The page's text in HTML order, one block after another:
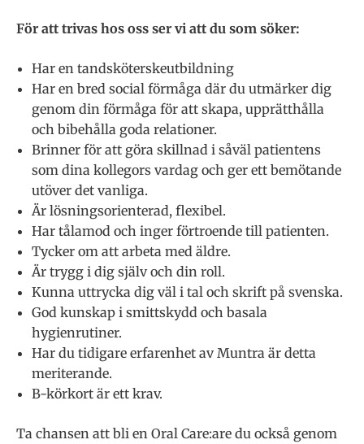
För att trivas hos oss ser vi att du som söker:
Har en tandsköterskeutbildning
Har en bred social förmåga där du utmärker dig
genom din förmåga för att skapa, upprätthålla
och bibehålla goda relationer.
Brinner för att göra skillnad i såväl patientens
som dina kollegors vardag och ger ett bemötande
utöver det vanliga.
Är lösningsorienterad, flexibel.
Har tålamod och inger förtroende till patienten.
Tycker om att arbeta med äldre.
Är trygg i dig själv och din roll.
Kunna uttrycka dig väl i tal och skrift på svenska.
God kunskap i smittskydd och basala
hygienrutiner.
Har du tidigare erfarenhet av Muntra är detta
meriterande.
B-körkort är ett krav.
Ta chansen att bli en Oral Care:are du också genom